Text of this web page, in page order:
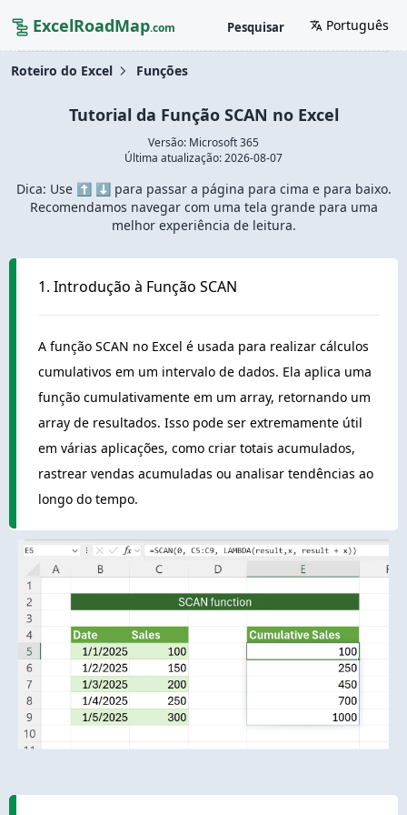
ExcelRoadMap.com Pesquisar Português
Roteiro do Excel Funções
Tutorial da Função SCAN no Excel
Versão: Microsoft 365
Última atualização:2026-08-07
Dica: Use ⬆️ ⬇️ para passar a página para cima e para baixo.
Recomendamos navegar com uma tela grande para uma
melhor experiência de leitura.
1. Introdução à Função SCAN
A função SCAN no Excel é usada para realizar cálculos
cumulativos em um intervalo de dados. Ela aplica uma
função cumulativamente em um array, retornando um
array de resultados. Isso pode ser extremamente útil
em várias aplicações, como criar totais acumulados,
rastrear vendas acumuladas ou analisar tendências ao
longo do tempo.